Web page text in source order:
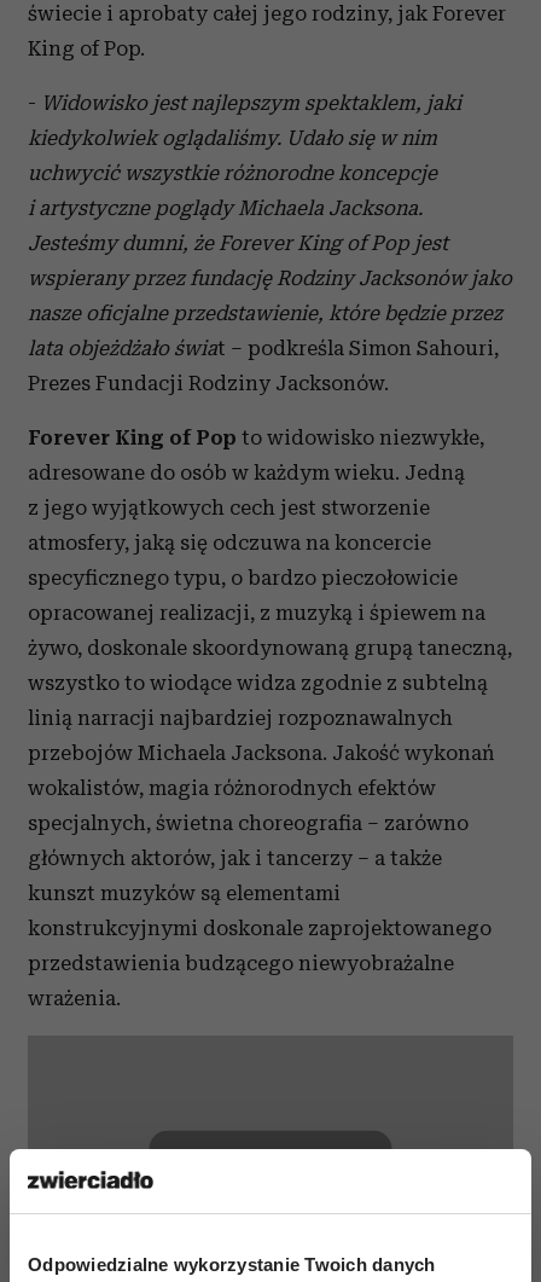
Odpowiedzialne wykorzystanie Twoich danych
świecie i aprobaty całej jego rodziny, jak Forever
King of Pop.
- Widowisko jest najlepszym spektaklem, jaki
kiedykolwiek oglądaliśmy. Udało się w nim
uchwycić wszystkie różnorodne koncepcje
i artystyczne poglądy Michaela Jacksona.
Jesteśmy dumni, że Forever King of Pop jest
wspierany przez fundację Rodziny Jacksonów jako
nasze oficjalne przedstawienie, które będzie przez
lata objeżdżało świat – podkreśla Simon Sahouri,
Prezes Fundacji Rodziny Jacksonów.
Forever King of Pop to widowisko niezwykłe,
adresowane do osób w każdym wieku. Jedną
z jego wyjątkowych cech jest stworzenie
atmosfery, jaką się odczuwa na koncercie
specyficznego typu, o bardzo pieczołowicie
opracowanej realizacji, z muzyką i śpiewem na
żywo, doskonale skoordynowaną grupą taneczną,
wszystko to wiodące widza zgodnie z subtelną
linią narracji najbardziej rozpoznawalnych
przebojów Michaela Jacksona. Jakość wykonań
wokalistów, magia różnorodnych efektów
specjalnych, świetna choreografia – zarówno
głównych aktorów, jak i tancerzy – a także
kunszt muzyków są elementami
konstrukcyjnymi doskonale zaprojektowanego
przedstawienia budzącego niewyobrażalne
wrażenia.
⋯